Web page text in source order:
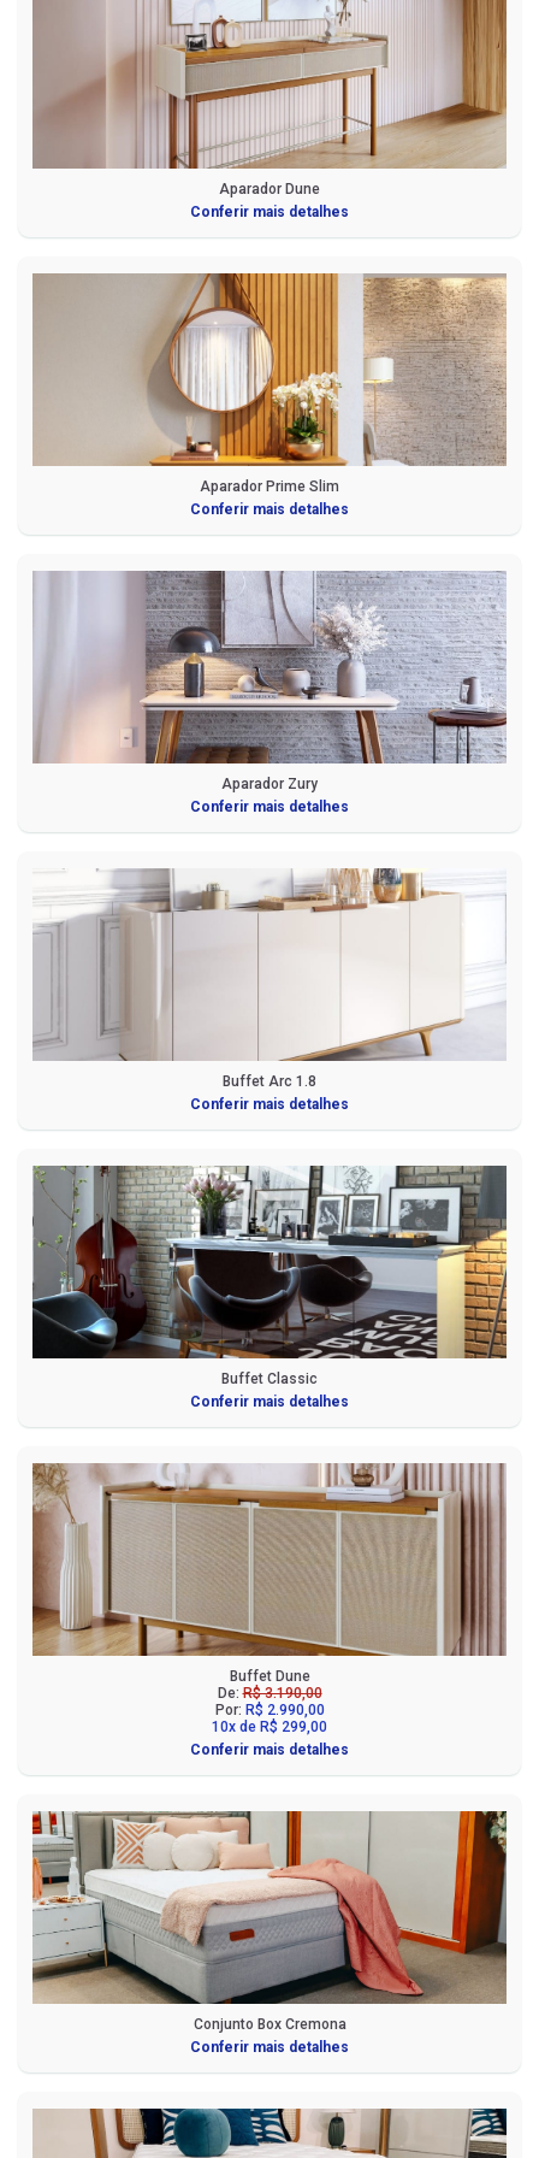
Aparador Dune
Conferir mais detalhes
Aparador Prime Slim
Conferir mais detalhes
Aparador Zury
Conferir mais detalhes
Buffet Arc 1.8
Conferir mais detalhes
Buffet Classic
Conferir mais detalhes
Buffet Dune
De:R$ 3.190,00
Por: R$ 2.990,00
10x de R$ 299,00
Conferir mais detalhes
Conjunto Box Cremona
Conferir mais detalhes